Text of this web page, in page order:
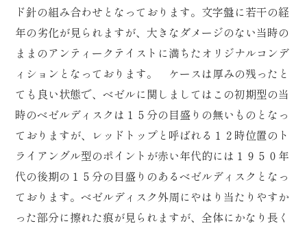
ド針の組み合わせとなっております。文字盤に若干の経
年の劣化が見られますが、大きなダメージのない当時の
ままのアンティークテイストに満ちたオリジナルコンデ
ィションとなっております。 ケースは厚みの残ったと
ても良い状態で、ベゼルに関しましてはこの初期型の当
時のベゼルディスクは１５分の目盛りの無いものとなっ
ておりますが、レッドトップと呼ばれる１２時位置のト
ライアングル型のポイントが赤い年代的には１９５０年
代の後期の１５分の目盛りのあるベゼルディスクとなっ
ております。ベゼルディスク外周にやはり当たりやすか
った部分に擦れた痕が見られますが、全体にかなり長く